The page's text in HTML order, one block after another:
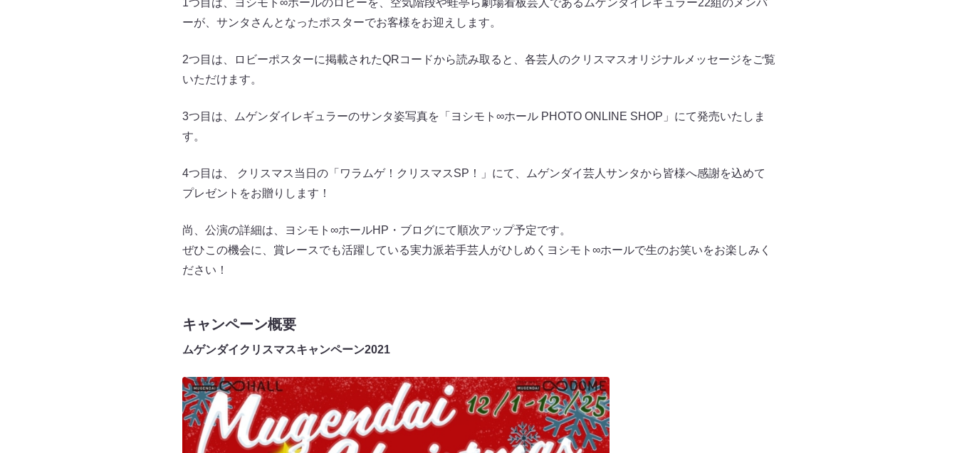
ーが、サンタさんとなったポスターでお客様をお迎えします。
2つ目は、ロビーポスターに掲載されたQRコードから読み取ると、各芸人のクリスマスオリジナルメッセージをご覧
いただけます。
3つ目は、ムゲンダイレギュラーのサンタ姿写真を「ヨシモト∞ホール PHOTO ONLINE SHOP」にて発売いたしま
す。
4つ目は、 クリスマス当日の「ワラムゲ！クリスマスSP！」にて、ムゲンダイ芸人サンタから皆様へ感謝を込めて
プレゼントをお贈りします！
尚、公演の詳細は、ヨシモト∞ホールHP・ブログにて順次アップ予定です。
ぜひこの機会に、賞レースでも活躍している実力派若手芸人がひしめくヨシモト∞ホールで生のお笑いをお楽しみく
ださい！
キャンペーン概要
ムゲンダイクリスマスキャンペーン2021